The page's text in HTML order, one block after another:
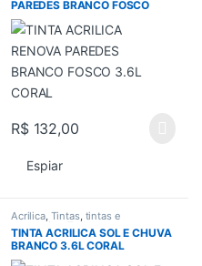
PAREDES BRANCO FOSCO
3.6L CORAL
R$132,00
Espiar
Acrilica, Tintas, tintas e
acessorios,Todos
TINTA ACRILICA SOL E CHUVA
BRANCO 3.6L CORAL